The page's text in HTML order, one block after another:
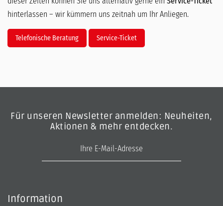
hinterlassen – wir kümmern uns zeitnah um Ihr Anliegen.
Telefonische Beratung Service-Ticket
Für unseren Newsletter anmelden: Neuheiten,
Aktionen & mehr entdecken.
Information